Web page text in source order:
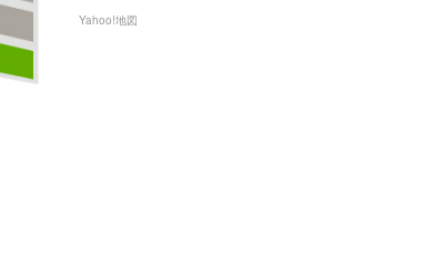
Yahoo!地図